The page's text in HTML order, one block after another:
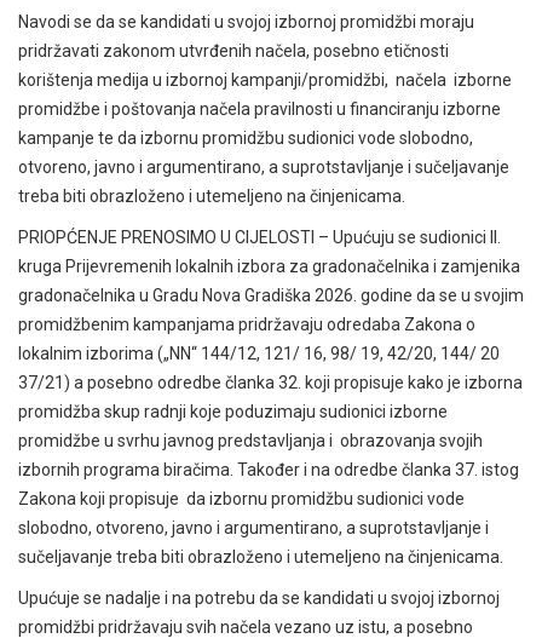
Navodi se da se kandidati u svojoj izbornoj promidžbi moraju
pridržavati zakonom utvrđenih načela, posebno etičnosti
korištenja medija u izbornoj kampanji/promidžbi, načela izborne
promidžbe i poštovanja načela pravilnosti u financiranju izborne
kampanje te da izbornu promidžbu sudionici vode slobodno,
otvoreno, javno i argumentirano, a suprotstavljanje i sučeljavanje
treba biti obrazloženo i utemeljeno na činjenicama.
PRIOPĆENJE PRENOSIMO U CIJELOSTI – Upućuju se sudionici II.
kruga Prijevremenih lokalnih izbora za gradonačelnika i zamjenika
gradonačelnika u Gradu Nova Gradiška 2026. godine da se u svojim
promidžbenim kampanjama pridržavaju odredaba Zakona o
lokalnim izborima („NN“ 144/12, 121/ 16, 98/ 19, 42/20, 144/ 20
37/21) a posebno odredbe članka 32. koji propisuje kako je izborna
promidžba skup radnji koje poduzimaju sudionici izborne
promidžbe u svrhu javnog predstavljanja i obrazovanja svojih
izbornih programa biračima. Također i na odredbe članka 37. istog
Zakona koji propisuje da izbornu promidžbu sudionici vode
slobodno, otvoreno, javno i argumentirano, a suprotstavljanje i
sučeljavanje treba biti obrazloženo i utemeljeno na činjenicama.
Upućuje se nadalje i na potrebu da se kandidati u svojoj izbornoj
promidžbi pridržavaju svih načela vezano uz istu, a posebno